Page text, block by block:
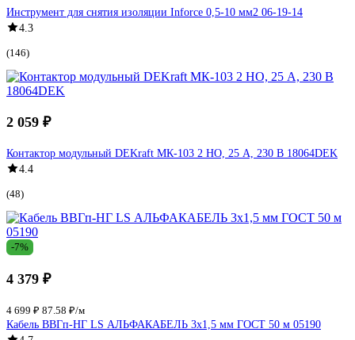
Инструмент для снятия изоляции Inforce 0,5-10 мм2 06-19-14
4.3
(146)
2 059 ₽
Контактор модульный DEKraft МК-103 2 НО, 25 А, 230 В 18064DEK
4.4
(48)
-7%
4 379 ₽
4 699 ₽ 87.58 ₽/м
Кабель ВВГп-НГ LS АЛЬФАКАБЕЛЬ 3х1,5 мм ГОСТ 50 м 05190